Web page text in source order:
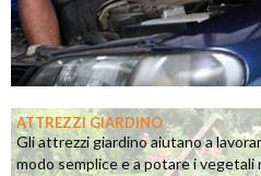
ATTREZZI GIARDINO
Gli attrezzi giardino aiutano a
modo semplice e a potare i vegetali